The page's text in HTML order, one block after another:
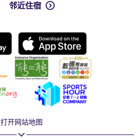
邻近住宿
打开网站地图